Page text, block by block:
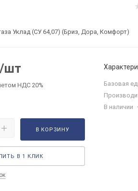
Уклад (СУ 64,07) (Бриз, Дора, Комфорт)
/шт
НДС 20%
В КОРЗИНУ
В 1 КЛИК
Базовая
В наличии